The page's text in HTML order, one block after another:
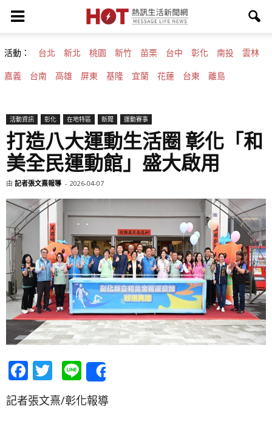
活動： 台北 新北 桃園 新竹 苗栗 台中 彰化 南投 雲林
嘉義 台南 高雄 屏東 基隆 宜蘭 花蓮 台東 離島
活動資訊 彰化 在地特區 新聞 運動賽事
打造八大運動生活圈 彰化「和
美全民運動館」盛大啟用
由 記者張文熹報導 - 2026-04-07
Facebook
Twitter
Line
記者張文熹/彰化報導